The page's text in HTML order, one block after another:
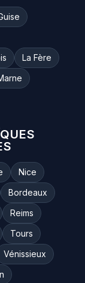
La Fère
Nice
Bordeaux
Reims
Tours
Vénissieux